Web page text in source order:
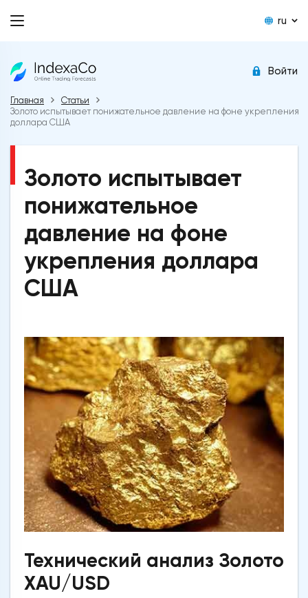
ru
Войти
Главная
Статьи
Золото испытывает понижательное давление на фоне укрепления
доллара США
Золото испытывает
понижательное
давление на фоне
укрепления доллара
США
Технический анализ Золото
XAU/USD